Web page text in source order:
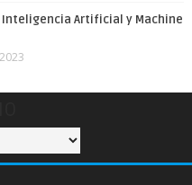
Artificial y Machine